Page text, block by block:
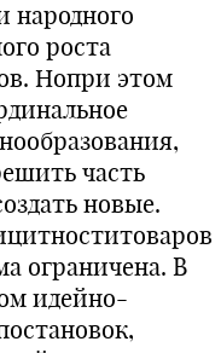
народного
роста
Нопри этом
часть
новые.
ограничена. В
идейно-